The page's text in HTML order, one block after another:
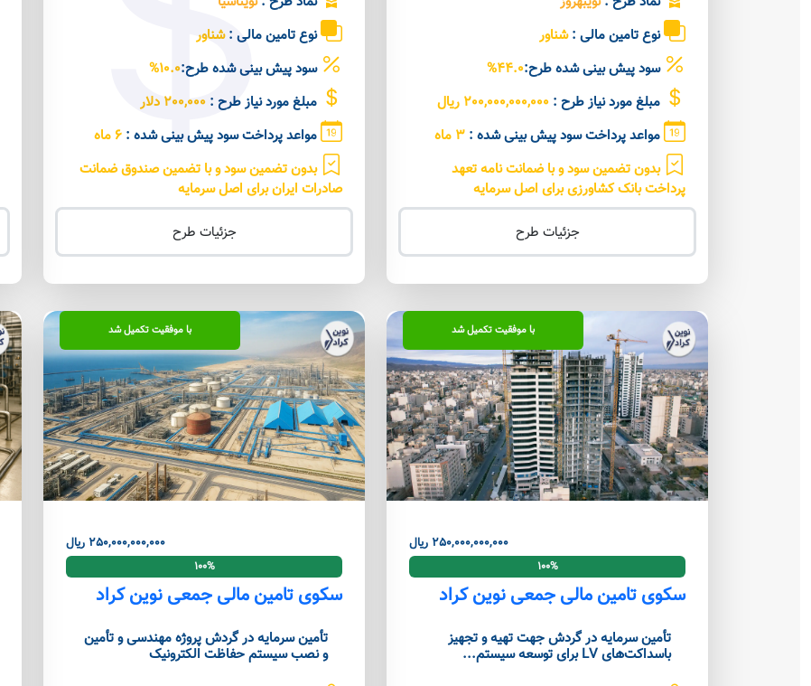
نوع تامین مالی :شناور
سود پیش بینی شده طرح:44.0%
مبلغ مورد نیاز طرح : 200,000,000,000 ریال
مواعد پرداخت سود پیش بینی شده :
بدون تضمین سود و با ضمانت نامه تعهد
پرداخت بانک کشاورزی برای اصل سرمایه
جزئیات طرح
نوع تامین مالی :شناور
سود پیش بینی شده طرح:10.0%
مبلغ مورد نیاز طرح : 200,000 دلار
مواعد پرداخت سود پیش بینی شده :
بدون تضمین سود و با تضمین صندوق ضمانت
صادرات ایران برای اصل سرمایه
جزئیات طرح
با موفقیت تکمیل شد
250,000,000,000 ریال
100%
سکوی تامین مالی جمعی نوین کراد
تأمین سرمایه در گردش جهت تهیه و تجهیز
باسداکت‌های LV برای توسعه سیستم...
با موفقیت تکمیل شد
250,000,000,000 ریال
100%
سکوی تامین مالی جمعی نوین کراد
تأمین سرمایه در گردش پروژه مهندسی و تأمین
و نصب سیستم حفاظت الکترونیک